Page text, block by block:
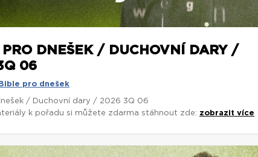
PRO DNEŠEK / DUCHOVNÍ DARY /
06
Bible pro dnešek
/ Duchovní dary / 2026 3Q 06
k pořadu si můžete zdarma stáhnout zde: zobrazit více